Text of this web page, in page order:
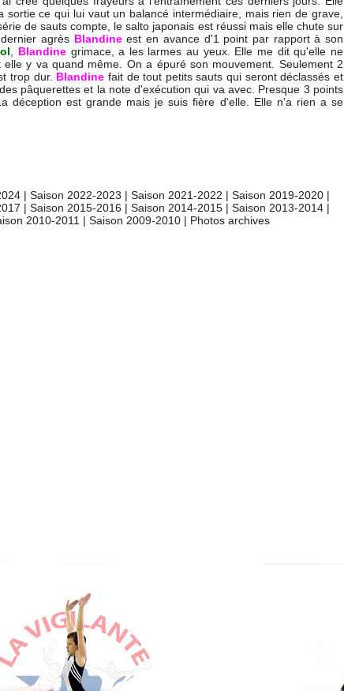
ce qui lui vaut un balancé intermédiaire, mais rien de grave,
de sauts compte, le salto japonais est réussi mais elle chute sur
agrès Blandineest en avance d'1 point par rapport à son
Blandine grimace, a les larmes au yeux. Elle me dit qu'elle ne
y va quand même. On a épuré son mouvement. Seulement 2
trop dur. Blandine fait de tout petits sauts qui seront déclassés et
pâquerettes et la note d'exécution qui va avec. Presque 3 points
déception est grande mais je suis fière d'elle. Elle n'a rien a se
| Saison 2022-2023 | Saison 2021-2022 | Saison 2019-2020 |
| Saison 2015-2016 | Saison 2014-2015 | Saison 2013-2014 |
2010-2011 | Saison 2009-2010 | Photos archives